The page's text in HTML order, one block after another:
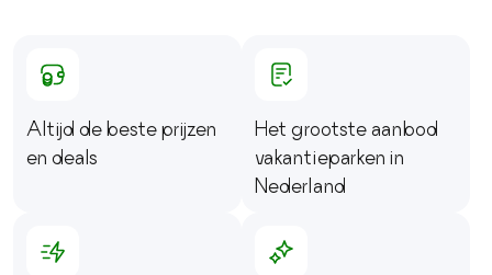
Altijd de beste prijzen
en deals
Het grootste aanbod
vakantieparken in
Nederland